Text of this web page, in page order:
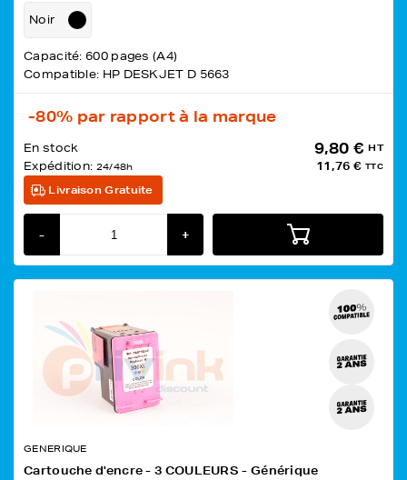
Noir
Capacité: 600 pages (A4)
Compatible: HP DESKJET D 5663
-80% par rapport à la marque
En stock
Expédition: 24/48h
9,80 € HT
11,76 € TTC
Livraison Gratuite
- +
GENERIQUE
Cartouche d'encre - 3 COULEURS - Générique